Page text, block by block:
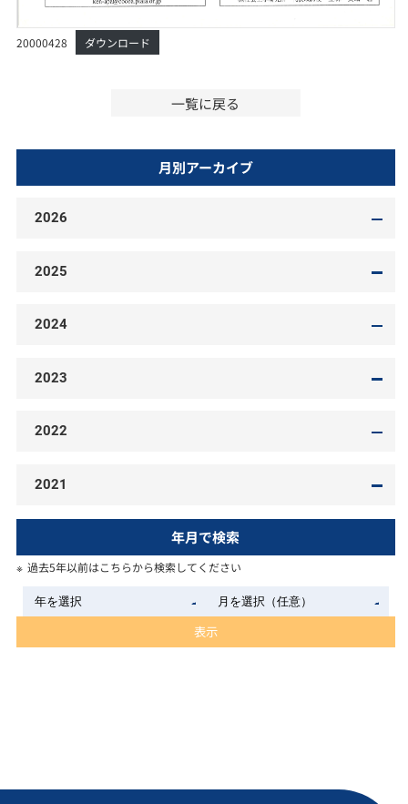
20000428 ダウンロード
一覧に戻る
月別アーカイブ
2026
2025
2024
2023
2022
2021
年月で検索
過去5年以前はこちらから検索してください
表示